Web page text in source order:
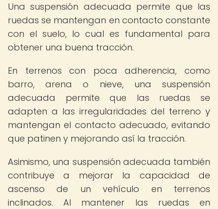
Una suspensión adecuada permite que las
ruedas se mantengan en contacto constante
con el suelo, lo cual es fundamental para
obtener una buena tracción.
En terrenos con poca adherencia, como
barro, arena o nieve, una suspensión
adecuada permite que las ruedas se
adapten a las irregularidades del terreno y
mantengan el contacto adecuado, evitando
que patinen y mejorando así la tracción.
Asimismo, una suspensión adecuada también
contribuye a mejorar la capacidad de
ascenso de un vehículo en terrenos
inclinados. Al mantener las ruedas en